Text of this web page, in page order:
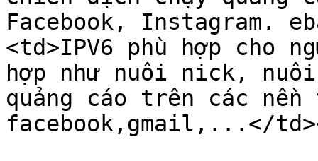
Facebook, Instagram.
<td>IPV6 phù hợp cho
hợp như nuôi nick,
quảng cáo trên các nền
facebook,gmail,...</